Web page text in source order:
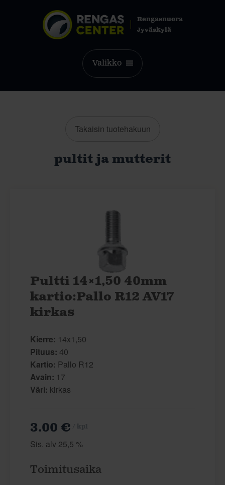
Rengasnuora
Jyväskylä
Valikko
Takaisin tuotehakuun
pultit ja mutterit
Pultti 14×1,50 40mm
kartio:Pallo R12 AV17
kirkas
Kierre: 14x1,50
Pituus: 40
Kartio: Pallo R12
Avain: 17
Väri: kirkas
3.00 €
Sis. alv 25,5 %
Toimitusaika